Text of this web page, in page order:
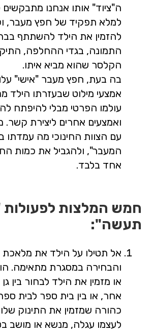
ה"ציוד" אותו אנחנו מתבקשים
למלא תפקיד של חפץ מעבר,
להזמין את הילד להשתתף
התמונה, בגדי ההחלפה,
הקלסר שהוא מביא איתו.
בה בעת, חפץ מעבר "אישי"
אמצעי מילוט שבעזרתו הילד
עולמו הפרטי מבלי להיפתח
ואמצעים אחרים ליצירת קשר.
עם הצוות החינוכי מה עמדתו
המעבר", ולהגביל את כמות
אחד בלבד.
חמש המלצות לפעולות
תעשה":
אל תטילו על הילד את מלאכת
והבחירה במסגרת מתאימה.
או מזמין את הילד לבחור בין גן
אחר, או בין בית ספר לבית
כהורה שמזמין את התינוק
לעצמו עגלה, מנשא או מושב